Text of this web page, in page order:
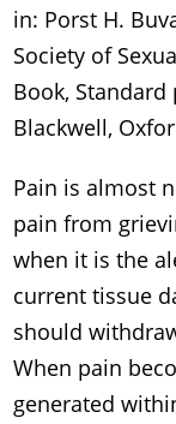
in: Porst H.
Society of
Book,
Blackwell,
Pain is almost
pain from
when it is the
current tissue
should
When pain
generated